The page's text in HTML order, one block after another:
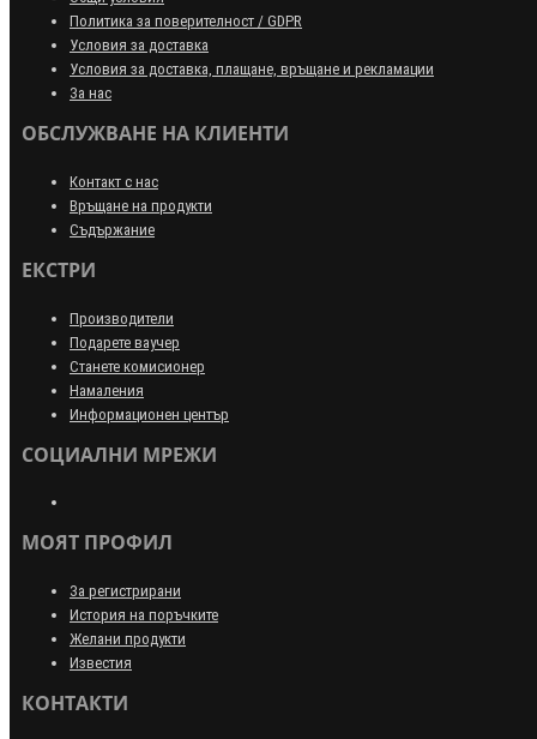
Политика за поверителност / GDPR
Условия за доставка
Условия за доставка, плащане, връщане и рекламации
За нас
ОБСЛУЖВАНЕ НА КЛИЕНТИ
Контакт с нас
Връщане на продукти
Съдържание
ЕКСТРИ
Производители
Подарете ваучер
Станете комисионер
Намаления
Информационен център
СОЦИАЛНИ МРЕЖИ
МОЯТ ПРОФИЛ
За регистрирани
История на поръчките
Желани продукти
Известия
КОНТАКТИ